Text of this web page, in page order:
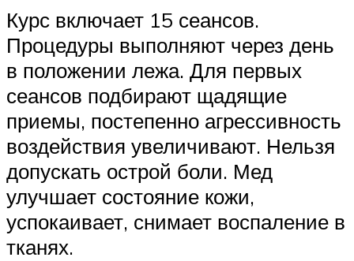
Курс включает 15 сеансов.
Процедуры выполняют через день
в положении лежа. Для первых
сеансов подбирают щадящие
приемы, постепенно агрессивность
воздействия увеличивают. Нельзя
допускать острой боли. Мед
улучшает состояние кожи,
успокаивает, снимает воспаление в
тканях.